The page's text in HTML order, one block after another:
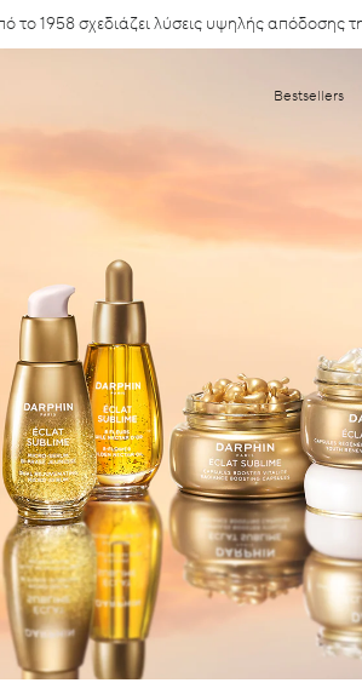
το 1958 σχεδιάζει λύσεις υψηλής απόδοσης
Bestsellers